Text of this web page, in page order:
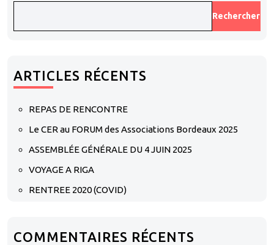
Rechercher
ARTICLES RÉCENTS
REPAS DE RENCONTRE
Le CER au FORUM des Associations Bordeaux 2025
ASSEMBLÉE GÉNÉRALE DU 4 JUIN 2025
VOYAGE A RIGA
RENTREE 2020 (COVID)
COMMENTAIRES RÉCENTS